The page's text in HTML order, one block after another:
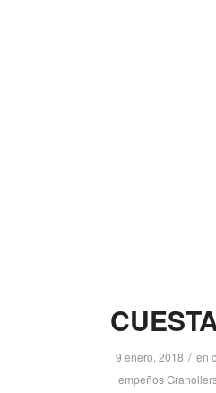
9 enero, 2018 / en
empeños